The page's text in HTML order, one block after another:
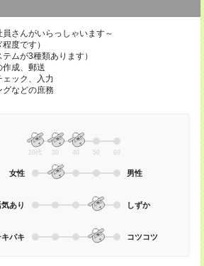
さんがいらっしゃいます～
度です）
ムが3種類あります）
作成、郵送
ェック、入力
グなどの庶務
20代 30 40 50 60
女性 男性
あり しずか
キパキ コツコツ